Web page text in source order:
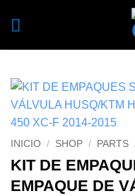
INICIO / SHOP / PARTS
KIT DE
EMPAQUE DE